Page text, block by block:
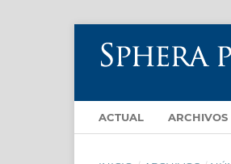
ACTUAL ARCHIVOS